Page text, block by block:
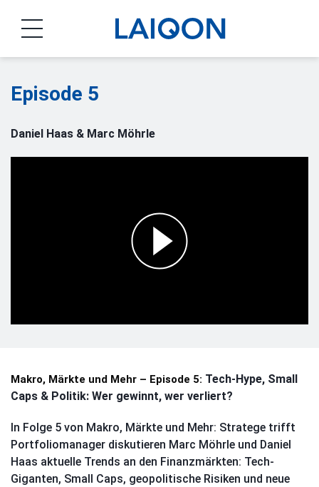
LAIQON
Episode 5
Daniel Haas & Marc Möhrle
Play
Video
Makro, Märkte und Mehr – Episode 5: Tech-Hype, Small
Caps & Politik: Wer gewinnt, wer verliert?
In Folge 5 von Makro, Märkte und Mehr: Stratege trifft
Portfoliomanager diskutieren Marc Möhrle und Daniel
Haas aktuelle Trends an den Finanzmärkten: Tech-
Giganten, Small Caps, geopolitische Risiken und neue